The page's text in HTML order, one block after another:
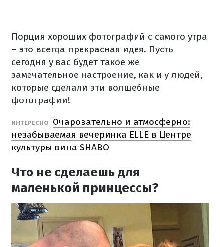
Порция хороших фотографий с самого утра
– это всегда прекрасная идея. Пусть
сегодня у вас будет такое же
замечательное настроение, как и у людей,
которые сделали эти волшебные
фотографии!
ИНТЕРЕСНО
Очаровательно и атмосферно:
незабываемая вечеринка ELLE в Центре
культуры вина SHABO
Что не сделаешь для
маленькой принцессы?